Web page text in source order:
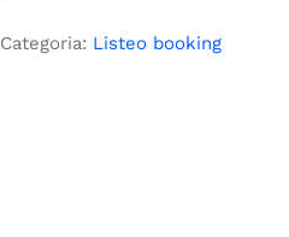
Categoria: Listeo booking